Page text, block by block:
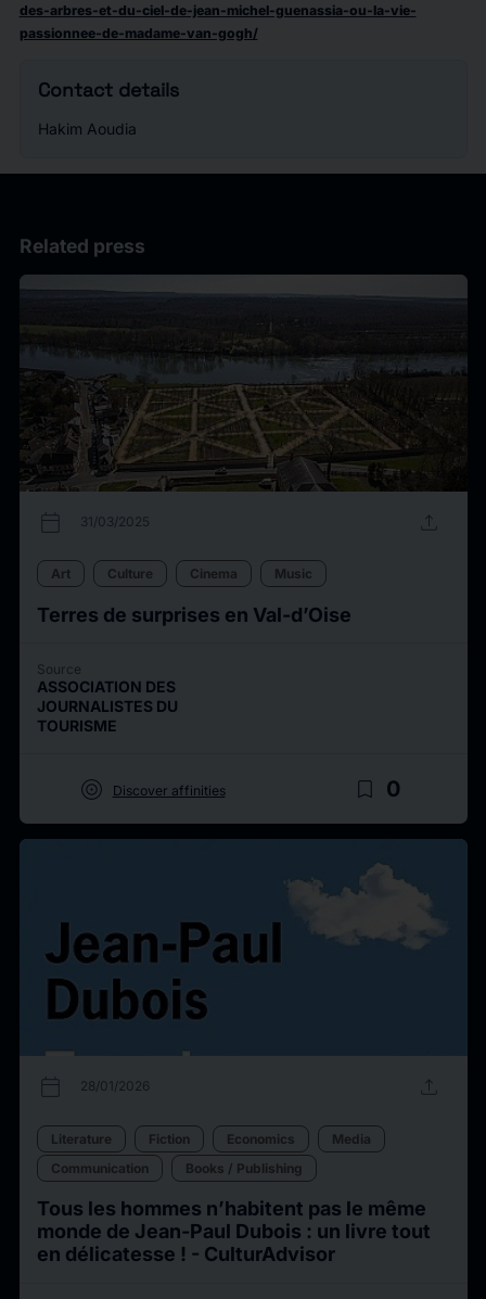
des-arbres-et-du-ciel-de-jean-michel-guenassia-ou-la-vie-
passionnee-de-madame-van-gogh/
Contact details
Hakim Aoudia
Related press
calendar_today 31/03/2025 upload
Art Culture Cinema Music
Terres de surprises en Val-d’Oise
Source
ASSOCIATION DES
JOURNALISTES DU
TOURISME
target Discover affinities bookmark_border 0
calendar_today 28/01/2026 upload
Literature Fiction Economics
Media
Communication
Books / Publishing
Tous les hommes n’habitent pas le même
monde de Jean-Paul Dubois : un livre tout
en délicatesse ! - CulturAdvisor